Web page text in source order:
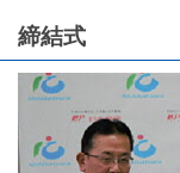
締結式